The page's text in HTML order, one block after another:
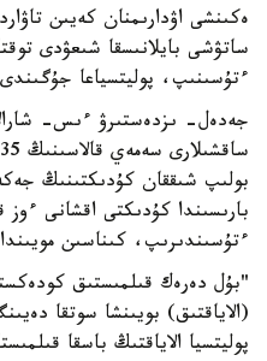
ەكىنشى اۋدارىمنان كەيىن
ساتۋشى بايلانىسقا شىعۋدى
ءتۇسىنىپ، پوليتسياعا
جەدەل- ىزدەستىرۋ ءىس-
بولىپ شىققان كۇدىكتىنىڭ
بارىسىندا كۇدىكتى اقشانى ءوز
ءتۇسىندىرىپ، كىناسىن
(الاياقتىق) بويىنشا سوتقا
پوليتسيا الاياقتىڭ باسقا